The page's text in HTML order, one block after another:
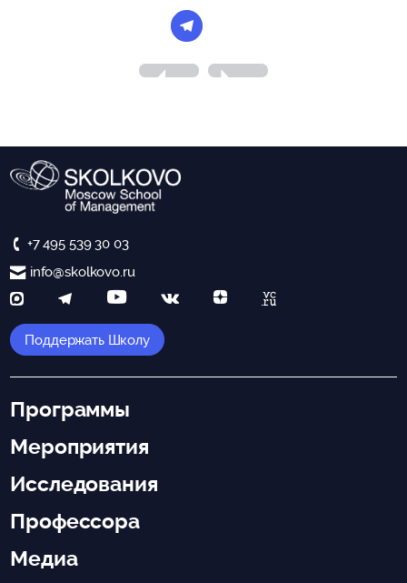
+7 495 539 30 03
info@skolkovo.ru
Поддержать Школу
Программы
Мероприятия
Исследования
Профессора
Медиа